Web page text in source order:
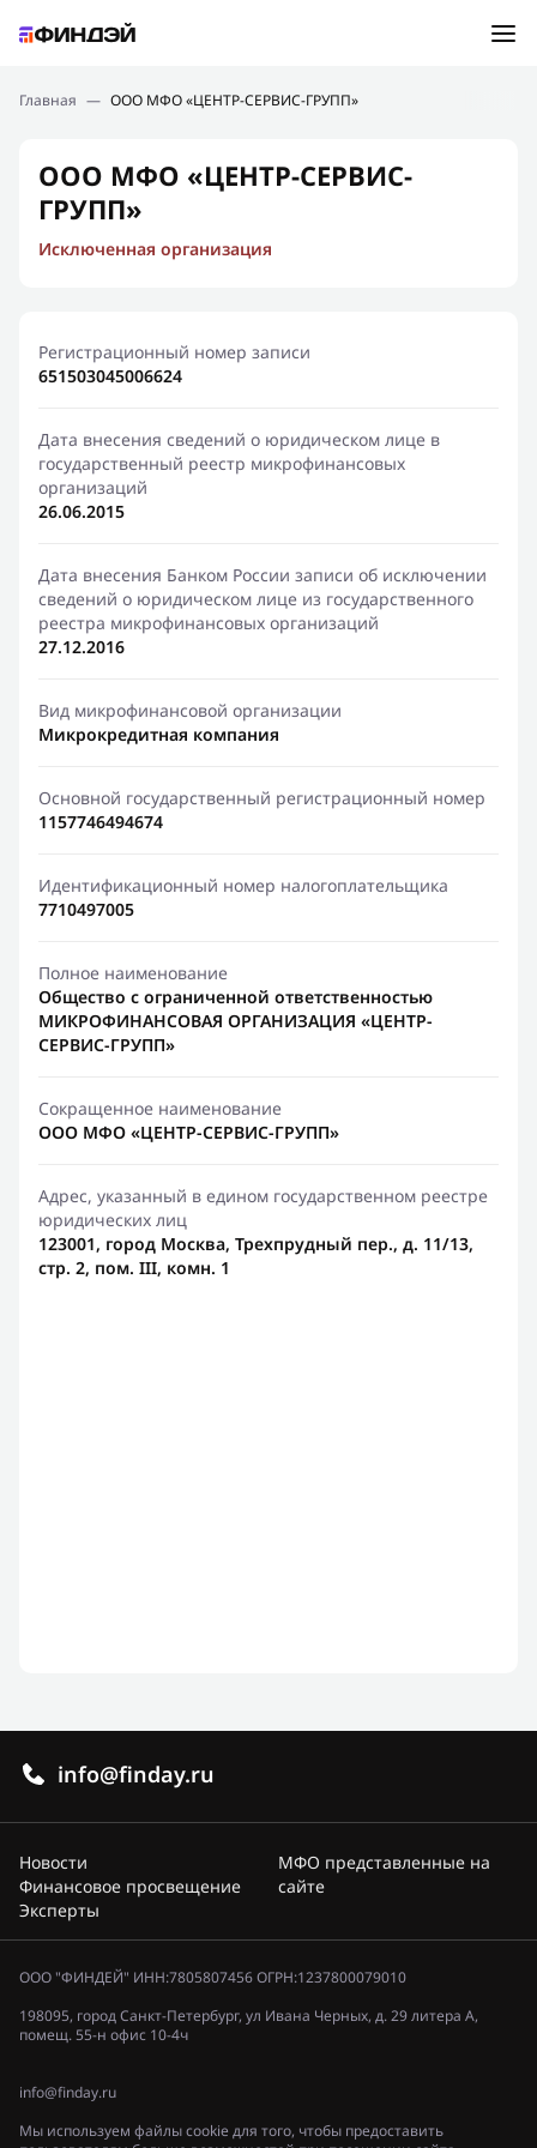
Подбор займа
Новости
Финансовое просвещение
Главная — ООО МФО «ЦЕНТР-СЕРВИС-ГРУПП»
ООО МФО «ЦЕНТР-СЕРВИС-
ГРУПП»
Исключенная организация
Регистрационный номер записи
651503045006624
Дата внесения сведений о юридическом лице в
государственный реестр микрофинансовых
организаций
26.06.2015
Дата внесения Банком России записи об исключении
сведений о юридическом лице из государственного
реестра микрофинансовых организаций
27.12.2016
Вид микрофинансовой организации
Микрокредитная компания
Основной государственный регистрационный номер
1157746494674
Идентификационный номер налогоплательщика
7710497005
Полное наименование
Общество с ограниченной ответственностью
МИКРОФИНАНСОВАЯ ОРГАНИЗАЦИЯ «ЦЕНТР-
СЕРВИС-ГРУПП»
Сокращенное наименование
ООО МФО «ЦЕНТР-СЕРВИС-ГРУПП»
Адрес, указанный в едином государственном реестре
юридических лиц
123001, город Москва, Трехпрудный пер., д. 11/13,
стр. 2, пом. III, комн. 1
info@finday.ru
Новости
Финансовое просвещение
Эксперты
МФО представленные на
сайте
ООО "ФИНДЕЙ" ИНН:7805807456 ОГРН:1237800079010
198095, город Санкт-Петербург, ул Ивана Черных, д. 29 литера А,
помещ. 55-н офис 10-4ч
info@finday.ru
Мы используем файлы cookie для того, чтобы предоставить
Ошибка:Контактная форма не найдена.
Спасибо, что написали нам
Мы свяжемся с Вами в ближайшее время и сообщим
результат